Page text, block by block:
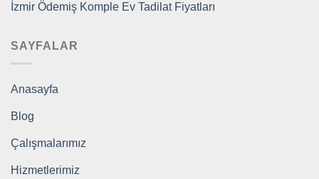
İzmir Ödemiş Komple Ev Tadilat Fiyatları
SAYFALAR
Anasayfa
Blog
Çalışmalarımız
Hizmetlerimiz